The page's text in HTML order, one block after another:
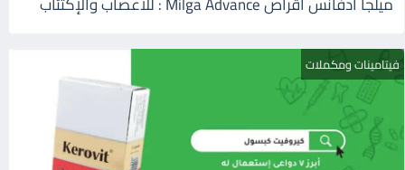
فيتامينات ومكملات